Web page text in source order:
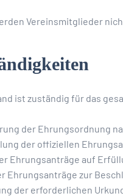
Vereinsmitglieder
ist zuständig für das
der Ehrungsordnung
der offiziellen
Ehrungsanträge auf
Ehrungsanträge zur
der erforderlichen